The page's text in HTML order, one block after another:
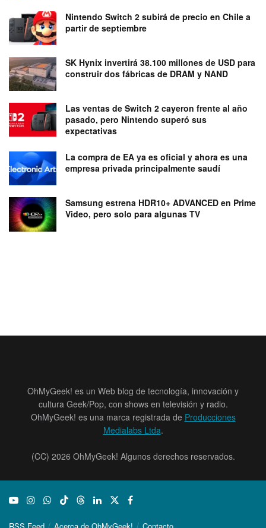
Nintendo Switch 2 subirá de precio en Chile a
partir de septiembre
SK Hynix invertirá 38.100 millones de USD para
construir dos fábricas de DRAM y NAND
Las ventas de Switch 2 cayeron frente al año
pasado, pero Nintendo superó sus
expectativas
La compra de EA ya es oficial y ahora es una
empresa privada principalmente saudí
Samsung estrena HDR10+ ADVANCED en Prime
Video, pero solo para algunas TV
OhMyGeek! es un Web blog de tecnología, innovación y
cultura Geek/Pop, con shows en televisión y radio.
OhMyGeek! es una marca registrada de Producciones
Medialabs Ltda.
(CC) 2026 OhMyGeek! Algunos derechos reservados.
RSS Feed Acerca de OhMyGeek! Contacto